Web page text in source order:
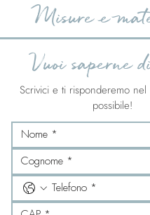
Misure e
Vuoi saperne
Scrivici e ti risponderemo
possibile!